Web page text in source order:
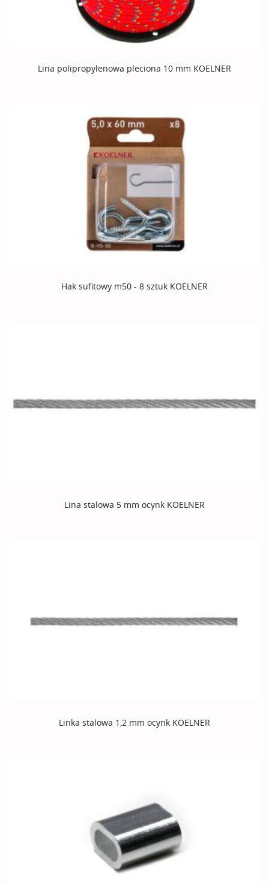
Lina polipropylenowa pleciona 10 mm KOELNER
Hak sufitowy m50 - 8 sztuk KOELNER
Lina stalowa 5 mm ocynk KOELNER
Linka stalowa 1,2 mm ocynk KOELNER